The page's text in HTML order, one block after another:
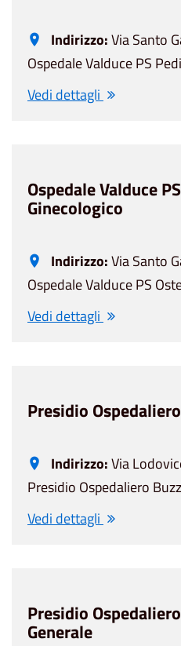
Indirizzo:Via Santo
Ospedale Valduce PS
Vedi dettagli
Ospedale Valduce
Ginecologico
Indirizzo:Via Santo
Ospedale Valduce PS
Vedi dettagli
Presidio
Indirizzo:Via
Presidio Ospedaliero
Vedi dettagli
Presidio
Generale